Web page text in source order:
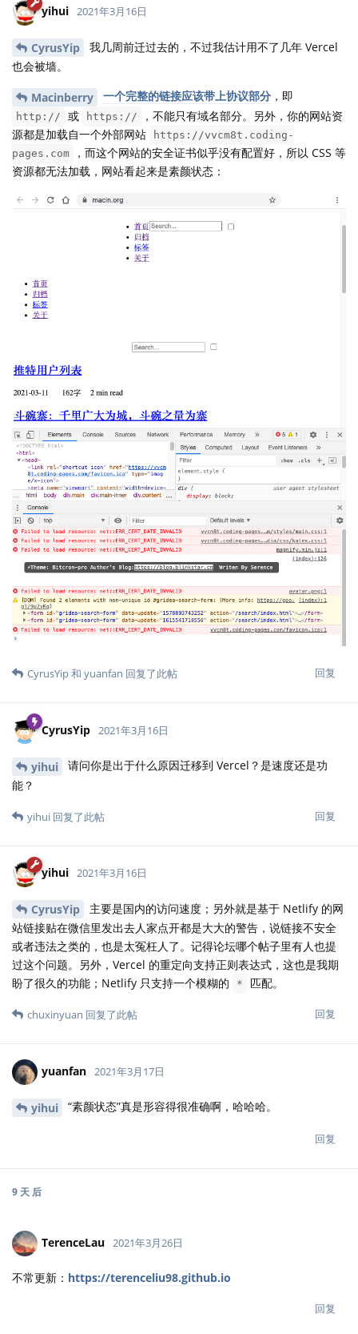
yihui 2021年3月16日
CyrusYip
我几周前迁过去的，不过我估计用不了几年 Vercel
也会被墙。
Macinberry 一个完整的链接应该带上协议部分 ，即
http:// 或 https://
，不能只有域名部分。另外，你的网站资
源都是加载自一个外部网站
https://vvcm8t.coding-
pages.com
，而这个网站的安全证书似乎没有配置好，所以 CSS 等
资源都无法加载，网站看起来是素颜状态：
回复
CyrusYip和 yuanfan 回复了此帖
CyrusYip 2021年3月16日
yihui
请问你是出于什么原因迁移到 Vercel？是速度还是功
能？
回复
yihui 回复了此帖
yihui 2021年3月16日
CyrusYip
主要是国内的访问速度；另外就是基于 Netlify 的网
站链接贴在微信里发出去人家点开都是大大的警告，说链接不安全
或者违法之类的，也是太冤枉人了。记得论坛哪个帖子里有人也提
过这个问题。另外，Vercel 的重定向支持正则表达式，这也是我期
盼了很久的功能；Netlify 只支持一个模糊的
* 匹配。
回复
chuxinyuan 回复了此帖
yuanfan 2021年3月17日
yihui “素颜状态”真是形容得很准确啊，哈哈哈。
回复
9 天 后
TerenceLau 2021年3月26日
不常更新： https://terenceliu98.github.io
回复